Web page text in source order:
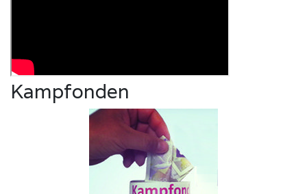
Kampfonden